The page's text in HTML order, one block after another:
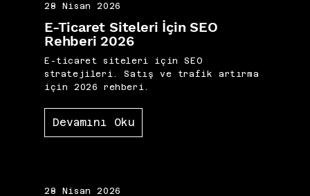
28 Nisan 2026
E-Ticaret Siteleri İçin SEO
Rehberi 2026
E-ticaret siteleri için SEO
stratejileri. Satış ve trafik artırma
için 2026 rehberi.
Devamını Oku
28 Nisan 2026